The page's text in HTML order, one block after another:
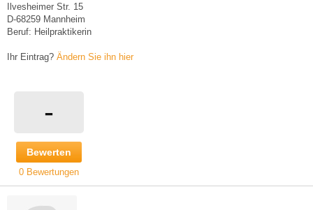
Ilvesheimer Str. 15
D-68259 Mannheim
Beruf: Heilpraktikerin
Ihr Eintrag? Ändern Sie ihn hier
-
Bewerten
0 Bewertungen